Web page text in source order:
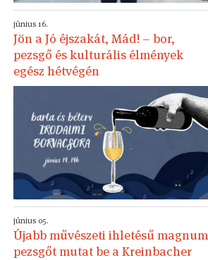
június 16.
Jön a Jó éjszakát, Mád! – bor,
pezsgő és kulturális élmények
egész hétvégén
június 05.
Újabb művészeti ihletésű magnum
pezsgőt mutat be a Kreinbacher